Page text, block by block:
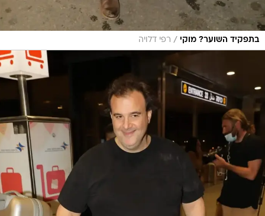
בתפקיד השוער? מוקי / רפי דלויה